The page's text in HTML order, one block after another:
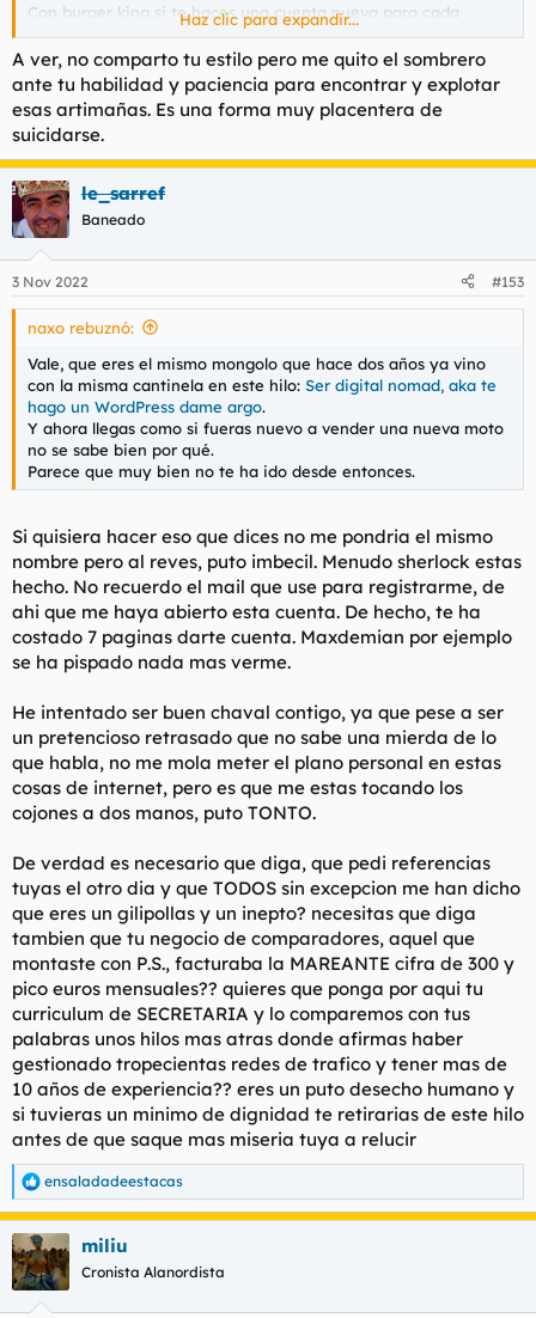
Con burger king si te haces una cuenta nueva para cada
pedido, te regalan una whopper. Con papa johns si te haces
una cuenta nueva tambien y usas el codigo PIZZAGRATIS, te
regalan una pizza con un pedido minimo de 14€ (ahi suelo
aprovechar para pedir helados). A los del dominos pizza les
estuve sacando pizzas gratis casi un año. Cuando me pillaron,
descubri que mareando un poco el formulario via web, se
podian acumular descuentos absurdamente. Les hacia pedidos
de 40 pavos por 10€ o asi, los repartidores flipaban cuando
miraban el importe.
Haz clic para expandir...
A ver, no comparto tu estilo pero me quito el sombrero
ante tu habilidad y paciencia para encontrar y explotar
esas artimañas. Es una forma muy placentera de
suicidarse.
le_sarref
Baneado
3 Nov 2022 #153
naxo rebuznó:
Vale, que eres el mismo mongolo que hace dos años ya vino
con la misma cantinela en este hilo: Ser digital nomad, aka te
hago un WordPress dame argo.
Y ahora llegas como si fueras nuevo a vender una nueva moto
no se sabe bien por qué.
Parece que muy bien no te ha ido desde entonces.
Si quisiera hacer eso que dices no me pondria el mismo
nombre pero al reves, puto imbecil. Menudo sherlock estas
hecho. No recuerdo el mail que use para registrarme, de
ahi que me haya abierto esta cuenta. De hecho, te ha
costado 7 paginas darte cuenta. Maxdemian por ejemplo
se ha pispado nada mas verme.
He intentado ser buen chaval contigo, ya que pese a ser
un pretencioso retrasado que no sabe una mierda de lo
que habla, no me mola meter el plano personal en estas
cosas de internet, pero es que me estas tocando los
cojones a dos manos, puto TONTO.
De verdad es necesario que diga, que pedi referencias
tuyas el otro dia y que TODOS sin excepcion me han dicho
que eres un gilipollas y un inepto? necesitas que diga
tambien que tu negocio de comparadores, aquel que
montaste con P.S., facturaba la MAREANTE cifra de 300 y
pico euros mensuales?? quieres que ponga por aqui tu
curriculum de SECRETARIA y lo comparemos con tus
palabras unos hilos mas atras donde afirmas haber
gestionado tropecientas redes de trafico y tener mas de
10 años de experiencia?? eres un puto desecho humano y
si tuvieras un minimo de dignidad te retirarias de este hilo
antes de que saque mas miseria tuya a relucir
R
e
a
c
c
i
ensaladadeestacas
miliu
Cronista Alanordista